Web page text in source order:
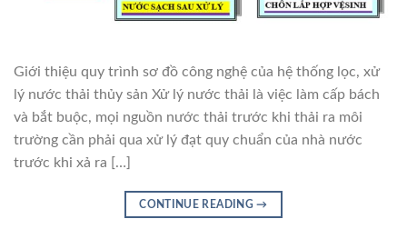
Giới thiệu quy trình sơ đồ công nghệ của hệ thống lọc, xử
lý nước thải thủy sản Xử lý nước thải là việc làm cấp bách
và bắt buộc, mọi nguồn nước thải trước khi thải ra môi
trường cần phải qua xử lý đạt quy chuẩn của nhà nước
trước khi xả ra […]
CONTINUE READING→